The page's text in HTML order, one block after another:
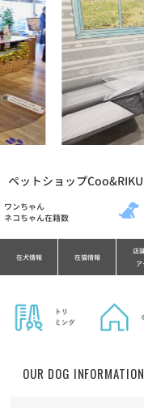
ペットショップCoo&RIKU
ワンちゃん
ネコちゃん在籍数
在犬情報 在猫情報
店
OUR DOG INFORMATION